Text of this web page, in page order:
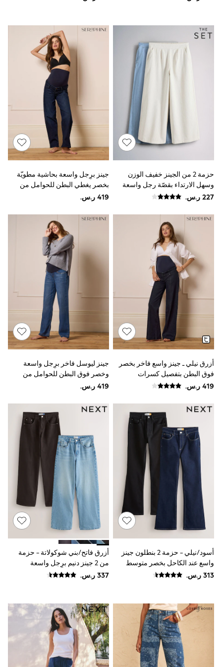
Boys' Holiday Shop
Sunset Styles
Occasionwear
Sets & Outfits
Linen Collection
Tops & T-Shirts
Shirts
Polo Shirts
Swimwear
Shorts
Sandals & Clogs
Sun Safe
Rash Vests
Baby Holiday Shop
Baby Summer Nightwear
Occasionwear
Sets & Outfits
Rompers
Sandals
Swimwear
Sun Hats & Caps
Mens' Holiday Shop
Occasionwear
Shirts
Linen Collection
Polo Shirts
Tops & T-Shirts
Trousers & Chinos
Jeans
Sandals
Shorts
Hats & Caps
Vests
Sunglasses
Bags
Travel Bags
Luggage
Angel & Rocket
B by Ted Baker
Baker by Ted Baker
Boden
Lipsy
Love & Roses
Mint Velvet
Monsoon
SCHOOWEAR
All Boys Schoolwear
Shoes
Shorts
Shirts
Polo Shirts
Socks
Multipacks
All Boys Sport & Swimwear
Trainers & Pumps
Swimwear
Tops
حزمة 2 من الجينز خفيف الوزن
وسهل الارتداء بقصّة رجل واسعة
من The Set
جينز برِجل واسعة بحاشية مطويّة
بخصر يغطي البطن للحوامل من
Seraphine
أزرق نيلي ـ جينز واسع فاخر بخصر
فوق البطن بتفصيل كسرات
للحوامل من Seraphine
جينز ليوسل فاخر برِجل واسعة
وخصر فوق البطن للحوامل من
Seraphine
أسود/نيلي - حزمة 2 بنطلون جينز
واسع عند الكاحل بخصر متوسط
الارتفاع
أزرق فاتح/بني شوكولاتة - حزمة
من 2 جينز دنيم برِجل واسعة